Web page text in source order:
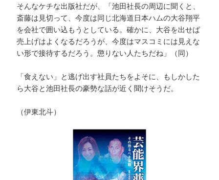
そんなケチな出版社だが、「池田社長の周辺に聞くと、
斎藤は見切って、今度は同じ北海道日本ハムの大谷翔平
を会社で囲い込もうとしている。確かに、大谷を出せば
売上げはよくなるだろうが、今度はマスコミには見えな
い形で接待するだろう。懲りない人たちだね」（同）
「食えない」と逃げ出す社員たちをよそに、もしかした
ら大谷と池田社長の豪勢な話が近く聞けそうだ。
（伊東北斗）